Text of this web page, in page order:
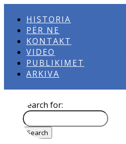
HISTORIA
PËR NE
KONTAKT
VIDEO
PUBLIKIMET
ARKIVA
Search for: